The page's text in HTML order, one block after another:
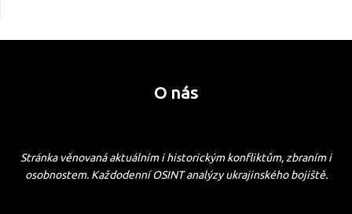
O nás
Stránka věnovaná aktuálním i historickým konfliktům, zbraním i
osobnostem. Každodenní OSINT analýzy ukrajinského bojiště.